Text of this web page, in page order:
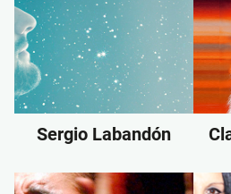
Sergio Labandón